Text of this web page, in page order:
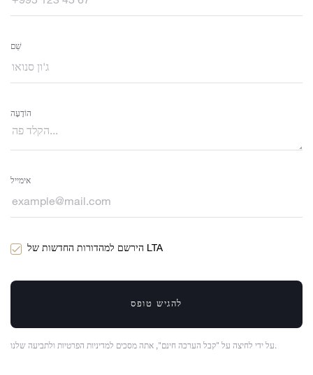
שֵׁם
הוֹדָעָה
אימייל
הירשם למהדורות החדשות של LTA
להגיש טופס
על ידי לחיצה על "קבל הערכה חינם", אתה מסכים למדיניות הפרטיות ולתביעה שלנו.